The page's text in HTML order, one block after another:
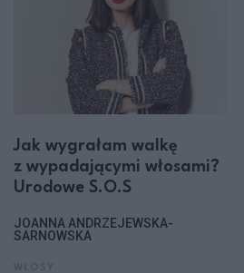
Jak wygrałam walkę
z wypadającymi włosami?
Urodowe S.O.S
JOANNA ANDRZEJEWSKA-
SARNOWSKA